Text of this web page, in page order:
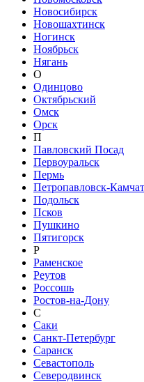
Новосибирск
Новошахтинск
Ногинск
Ноябрьск
Нягань
О
Одинцово
Октябрьский
Омск
Орск
П
Павловский Посад
Первоуральск
Пермь
Петропавловск-
Подольск
Псков
Пушкино
Пятигорск
Р
Раменское
Реутов
Россошь
Ростов-на-Дону
С
Саки
Санкт-Петербург
Саранск
Севастополь
Северодвинск